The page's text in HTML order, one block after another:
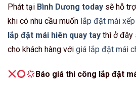
Phát tại Bình Dương today sẽ hỗ
khi có nhu cầu muốn lắp đặt mái
lắp đặt mái hiên quay tay thì ở đây
cho khách hàng với giá lắp đặt mái
Báo giá thi công lắp đặt